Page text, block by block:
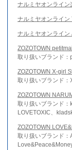
ナルミヤオンライン
ナルミヤオンライ
ナルミヤオンライン
ZOZOTOWN
取り扱いブランド
ZOZOTOWN X-girl
取り扱いブランド
ZOZOTOWN
取り扱いブランド：
LOVETOXIC、
ZOZOTOWN
取り扱いブランド：